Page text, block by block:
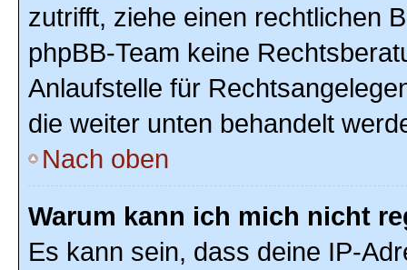
zutrifft, ziehe einen rechtlichen
phpBB-Team keine
Anlaufstelle für
die weiter unten behandelt
Nach oben
Warum kann ich mich nicht
Es kann sein, dass deine IP-